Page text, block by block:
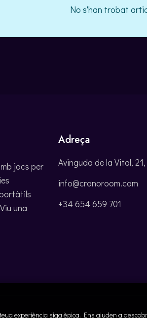
No s'han trobat
jocs per
una
Adreça
Avinguda de la Vital,
info@cronoroom.com
+34 654 659 701
experiència siga èpica. Ens ajuden a